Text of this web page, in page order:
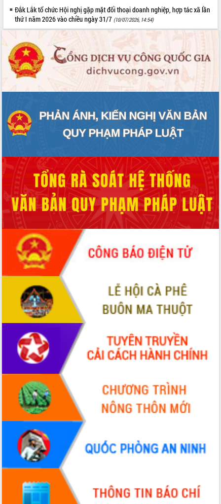
Đắk Lắk tổ chức Hội nghị gặp mặt đối thoại doanh nghiệp, hợp tác xã lần
thứ I năm 2026 vào chiều ngày 31/7 (10/07/2026, 14:54)